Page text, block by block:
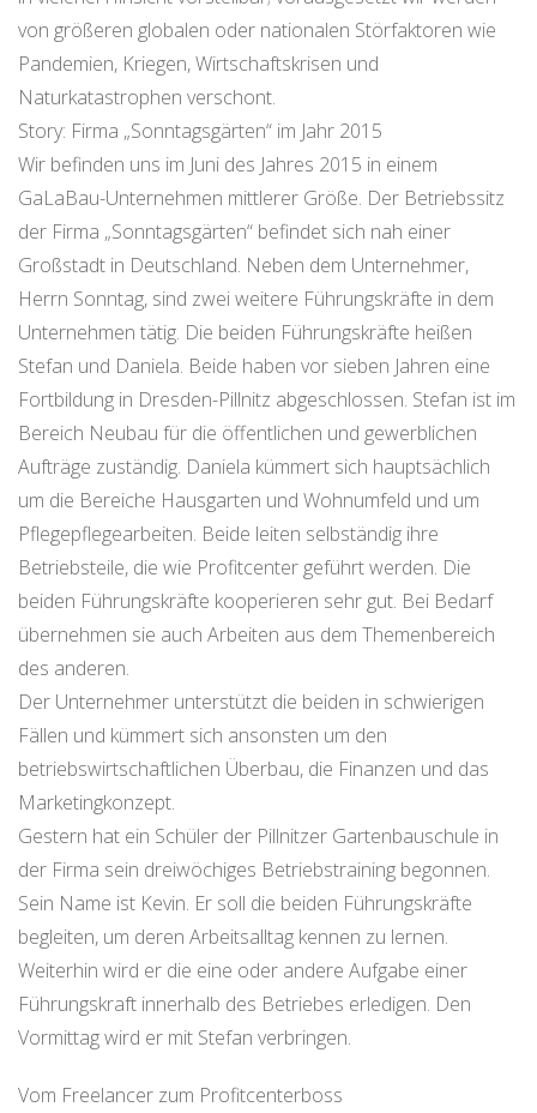
von größeren globalen oder nationalen Störfaktoren wie
Pandemien, Kriegen, Wirtschaftskrisen und
Naturkatastrophen verschont.
Story: Firma „Sonntagsgärten“ im Jahr 2015
Wir befinden uns im Juni des Jahres 2015 in einem
GaLaBau-Unternehmen mittlerer Größe. Der Betriebssitz
der Firma „Sonntagsgärten“ befindet sich nah einer
Großstadt in Deutschland. Neben dem Unternehmer,
Herrn Sonntag, sind zwei weitere Führungskräfte in dem
Unternehmen tätig. Die beiden Führungskräfte heißen
Stefan und Daniela. Beide haben vor sieben Jahren eine
Fortbildung in Dresden-Pillnitz abgeschlossen. Stefan ist im
Bereich Neubau für die öffentlichen und gewerblichen
Aufträge zuständig. Daniela kümmert sich hauptsächlich
um die Bereiche Hausgarten und Wohnumfeld und um
Pflegepflegearbeiten. Beide leiten selbständig ihre
Betriebsteile, die wie Profitcenter geführt werden. Die
beiden Führungskräfte kooperieren sehr gut. Bei Bedarf
übernehmen sie auch Arbeiten aus dem Themenbereich
des anderen.
Der Unternehmer unterstützt die beiden in schwierigen
Fällen und kümmert sich ansonsten um den
betriebswirtschaftlichen Überbau, die Finanzen und das
Marketingkonzept.
Gestern hat ein Schüler der Pillnitzer Gartenbauschule in
der Firma sein dreiwöchiges Betriebstraining begonnen.
Sein Name ist Kevin. Er soll die beiden Führungskräfte
begleiten, um deren Arbeitsalltag kennen zu lernen.
Weiterhin wird er die eine oder andere Aufgabe einer
Führungskraft innerhalb des Betriebes erledigen. Den
Vormittag wird er mit Stefan verbringen.
Vom Freelancer zum Profitcenterboss